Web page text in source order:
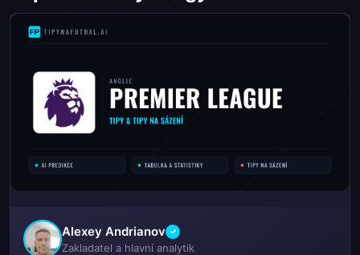
Alexey Andrianov ✓
Zakladatel a hlavní analytik